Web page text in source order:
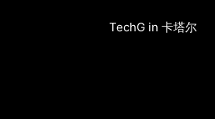
TechG in 卡塔尔